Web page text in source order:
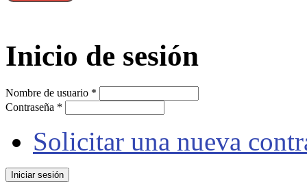
Inicio de sesión
Nombre de usuario *
Contraseña *
Solicitar una nueva